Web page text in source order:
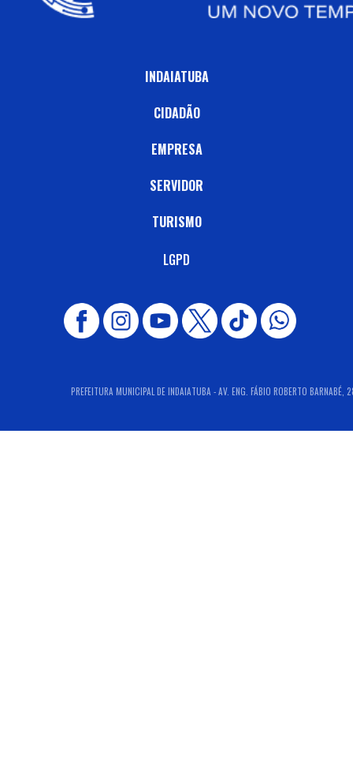
INDAIATUBA
CIDADÃO
EMPRESA
SERVIDOR
TURISMO
LGPD
PREFEITURA MUNICIPAL DE INDAIATUBA - AV. ENG. FÁBIO ROBERTO